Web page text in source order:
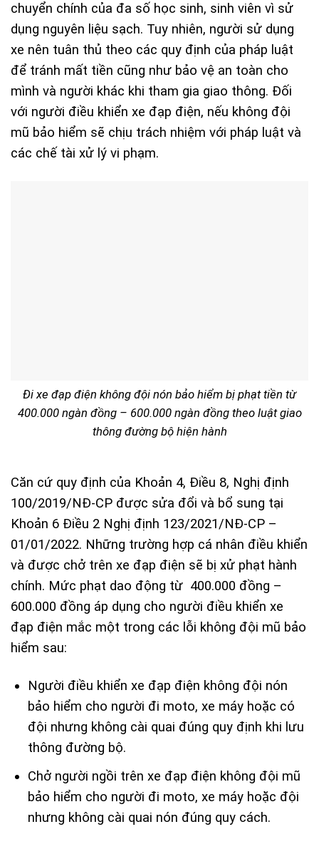
chuyển chính của đa số học sinh, sinh viên vì sử
dụng nguyên liệu sạch. Tuy nhiên, người sử dụng
xe nên tuân thủ theo các quy định của pháp luật
để tránh mất tiền cũng như bảo vệ an toàn cho
mình và người khác khi tham gia giao thông. Đối
với người điều khiển xe đạp điện, nếu không đội
mũ bảo hiểm sẽ chịu trách nhiệm với pháp luật và
các chế tài xử lý vi phạm.
Đi xe đạp điện không đội nón bảo hiểm bị phạt tiền từ
400.000 ngàn đồng – 600.000 ngàn đồng theo luật giao
thông đường bộ hiện hành
Căn cứ quy định của Khoản 4, Điều 8, Nghị định
100/2019/NĐ-CP được sửa đổi và bổ sung tại
Khoản 6 Điều 2 Nghị định 123/2021/NĐ-CP –
01/01/2022. Những trường hợp cá nhân điều khiển
và được chở trên xe đạp điện sẽ bị xử phạt hành
chính. Mức phạt dao động từ 400.000 đồng –
600.000 đồng áp dụng cho người điều khiển xe
đạp điện mắc một trong các lỗi không đội mũ bảo
hiểm sau:
Người điều khiển xe đạp điện không đội nón
bảo hiểm cho người đi moto, xe máy hoặc có
đội nhưng không cài quai đúng quy định khi lưu
thông đường bộ.
Chở người ngồi trên xe đạp điện không đội mũ
bảo hiểm cho người đi moto, xe máy hoặc đội
nhưng không cài quai nón đúng quy cách.